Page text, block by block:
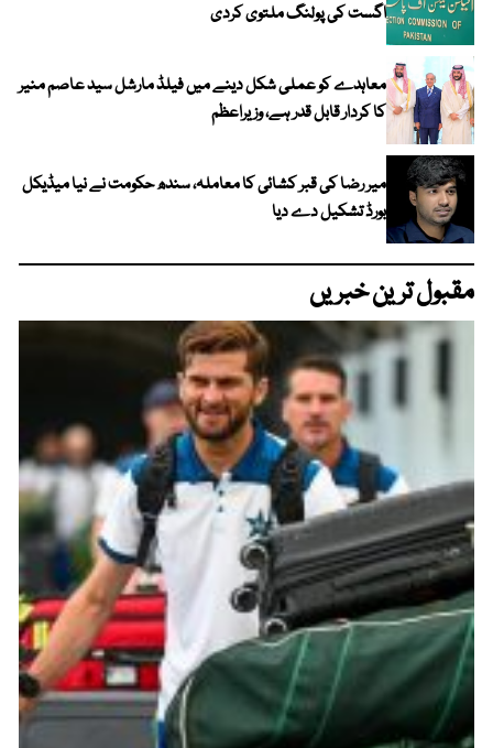
اگست کی پولنگ ملتوی کردی
معاہدے کو عملی شکل دینے میں فیلڈ مارشل سید عاصم منیر
کا کردار قابل قدر ہے، وزیراعظم
میر رضا کی قبر کشائی کا معاملہ، سندھ حکومت نے نیا میڈیکل
بورڈ تشکیل دے دیا
مقبول ترین خبریں